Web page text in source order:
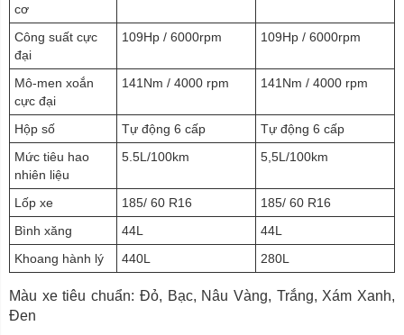
cơ
Công suất cực
đại
109Hp / 6000rpm 109Hp / 6000rpm
Mô-men xoắn
cực đại
141Nm / 4000 rpm 141Nm / 4000 rpm
Hộp số Tự động 6 cấp
Tự động 6 cấp
Mức tiêu hao
nhiên liệu
5.5L/100km 5,5L/100km
Lốp xe 185/ 60 R16
185/ 60 R16
Bình xăng
44L
44L
Khoang hành lý
440L 280L
Màu xe tiêu chuẩn: Đỏ, Bạc, Nâu Vàng, Trắng, Xám Xanh,
Đen